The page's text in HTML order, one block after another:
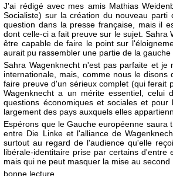
J'ai rédigé avec mes amis Mathias
Socialiste) sur la création du nouveau
question dans la presse française, mais il
dont celle-ci a fait preuve sur le sujet. Sahra
être capable de faire le point sur
aurait pu rassembler une partie de la
Sahra Wagenknecht n'est pas parfaite et
internationale, mais, comme nous le
faire preuve d'un sérieux complet (qui ferait
Wagenknecht a un mérite essentiel,
questions économiques et sociales et
largement des pays auxquels elles
Espérons que le Gauche européenne
entre Die Linke et l'alliance de
surtout au regard de l'audience qu'elle
libérale-identitaire prise par certains
mais qui ne peut masquer la mise au
bonne lecture,